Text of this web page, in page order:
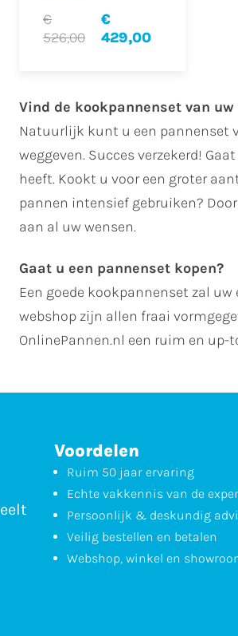
€
526,00
€
429,00
Vind de kookpannenset van uw
Natuurlijk kunt u een pannenset
weggeven. Succes verzekerd!
heeft. Kookt u voor een groter
pannen intensief gebruiken?
aan al uw wensen.
Gaat u een pannenset kopen?
Een goede kookpannenset zal
webshop zijn allen fraai
OnlinePannen.nl een ruim en
Voordelen
Ruim 50 jaar ervaring
Echte vakkennis van de
Persoonlijk & deskundig
Veilig bestellen en betalen
Webshop, winkel en